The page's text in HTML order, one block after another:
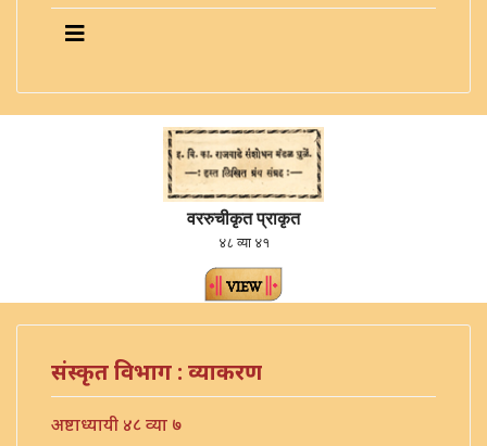
वररुचीकृत प्राकृत
४८ व्या ४१
संस्कृत विभाग : व्याकरण
अष्टाध्यायी ४८ व्या ७